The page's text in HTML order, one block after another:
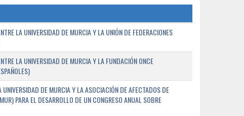
LA UNIVERSIDAD DE MURCIA Y LA UNIÓN DE FEDERACIONES
LA UNIVERSIDAD DE MURCIA Y LA FUNDACIÓN ONCE
DE MURCIA Y LA ASOCIACIÓN DE AFECTADOS DE
PARA EL DESARROLLO DE UN CONGRESO ANUAL SOBRE